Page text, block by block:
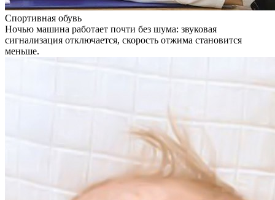
Спортивная обувь
Ночью машина работает почти без шума: звуковая
сигнализация отключается, скорость отжима становится
меньше.